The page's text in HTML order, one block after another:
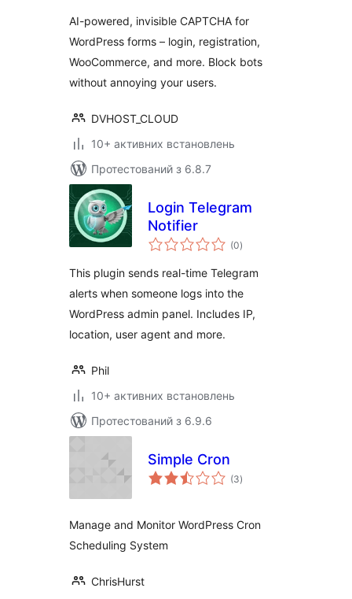
AI-powered, invisible CAPTCHA for
WordPress forms – login, registration,
WooCommerce, and more. Block bots
without annoying your users.
DVHOST_CLOUD
10+ активних встановлень
Протестований з 6.8.7
Login Telegram
Notifier
(0загальний
рейтинг
)
This plugin sends real-time Telegram
alerts when someone logs into the
WordPress admin panel. Includes IP,
location, user agent and more.
Phil
10+ активних встановлень
Протестований з 6.9.6
Simple Cron
(3загальний
рейтинг
)
Manage and Monitor WordPress Cron
Scheduling System
ChrisHurst